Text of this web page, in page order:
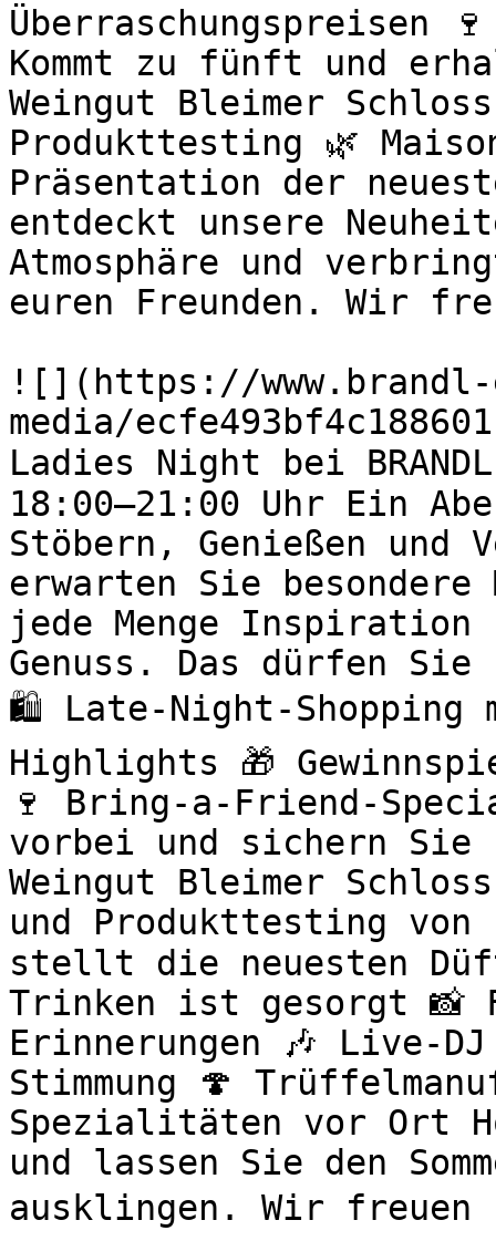
Überraschungspreisen
Kommt zu fünft und
Weingut Bleimer
Produkttesting 🌿
Präsentation der
entdeckt unsere
Atmosphäre und
euren Freunden. Wir
![](https://
media/
Ladies Night bei
18:00–21:00 Uhr Ein
Stöbern, Genießen und
erwarten Sie besondere
jede Menge
Genuss. Das dürfen
🛍️ Late-Night-
Highlights 🎁
🍷 Bring-a-Friend-
vorbei und sichern Sie
Weingut Bleimer
und Produkttesting
stellt die neuesten
Trinken ist gesorgt 📸
Erinnerungen 🎶
Stimmung 🍄
Spezialitäten vor Ort
und lassen Sie den
ausklingen. Wir freuen